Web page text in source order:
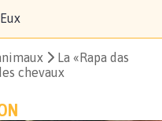
La «Rapa das
chevaux